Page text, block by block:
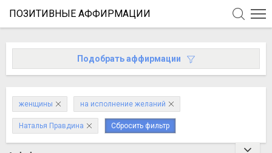
ПОЗИТИВНЫЕ АФФИРМАЦИИ
Подобрать аффирмации
женщины на исполнение желаний
Наталья Правдина Сбросить фильтр